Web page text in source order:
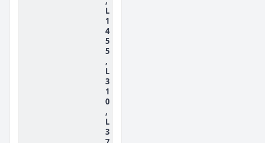
L
1
4
5
5
,
L
3
1
0
,
L
3